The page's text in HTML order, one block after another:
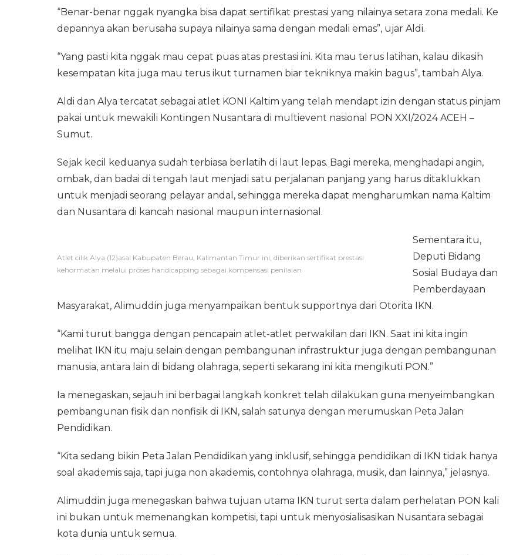
“Benar-benar nggak nyangka bisa dapat sertifikat prestasi yang nilainya setara zona medali. Ke
depannya akan berusaha supaya nilainya sama dengan medali emas”, ujar Aldi.
“Yang pasti kita nggak mau cepat puas atas prestasi ini. Kita mau terus latihan, kalau dikasih
kesempatan kita juga mau terus ikut turnamen biar tekniknya makin bagus”, tambah Alya.
Aldi dan Alya tercatat sebagai atlet KONI Kaltim yang telah mendapt izin dengan status pinjam
pakai untuk mewakili Kontingen Nusantara di multievent nasional PON XXI/2024 ACEH –
Sumut.
Sejak kecil keduanya sudah terbiasa berlatih di laut lepas. Bagi mereka, menghadapi angin,
ombak, dan badai di tengah laut menjadi satu perjalanan panjang yang harus ditaklukkan
untuk menjadi seorang pelayar andal, sehingga mereka dapat mengharumkan nama Kaltim
dan Nusantara di kancah nasional maupun internasional.
Atlet cilik Alya (12)asal Kabupaten Berau, Kalimantan Timur ini, diberikan sertifikat prestasi
kehormatan melalui proses handicapping sebagai kompensasi penilaian
Sementara itu,
Deputi Bidang
Sosial Budaya dan
Pemberdayaan
Masyarakat, Alimuddin juga menyampaikan bentuk supportnya dari Otorita IKN.
“Kami turut bangga dengan pencapain atlet-atlet perwakilan dari IKN. Saat ini kita ingin
melihat IKN itu maju selain dengan pembangunan infrastruktur juga dengan pembangunan
manusia, antara lain di bidang olahraga, seperti sekarang ini kita mengikuti PON.”
Ia menegaskan, sejauh ini berbagai langkah konkret telah dilakukan guna menyeimbangkan
pembangunan fisik dan nonfisik di IKN, salah satunya dengan merumuskan Peta Jalan
Pendidikan.
“Kita sedang bikin Peta Jalan Pendidikan yang inklusif, sehingga pendidikan di IKN tidak hanya
soal akademis saja, tapi juga non akademis, contohnya olahraga, musik, dan lainnya,” jelasnya.
Alimuddin juga menegaskan bahwa tujuan utama IKN turut serta dalam perhelatan PON kali
ini bukan untuk memenangkan kompetisi, tapi untuk menyosialisasikan Nusantara sebagai
kota dunia untuk semua.